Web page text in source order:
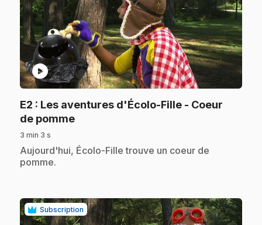
play_circle
E2 : Les aventures d'Écolo-Fille - Coeur
de pomme.
3 min 3 s
.Aujourd'hui, Écolo-Fille trouve un coeur de
pomme.
Subscription